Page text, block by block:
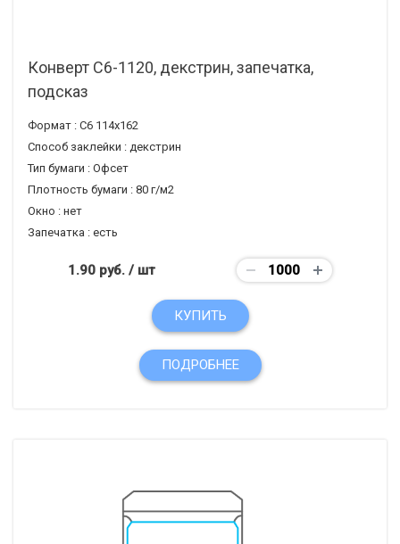
Конверт С6-1120, декстрин, запечатка,
подсказ
Формат : С6 114х162
Способ заклейки : декстрин
Тип бумаги : Офсет
Плотность бумаги : 80 г/м2
Окно : нет
Запечатка : есть
1.90 руб./ шт
КУПИТЬ
ПОДРОБНЕЕ